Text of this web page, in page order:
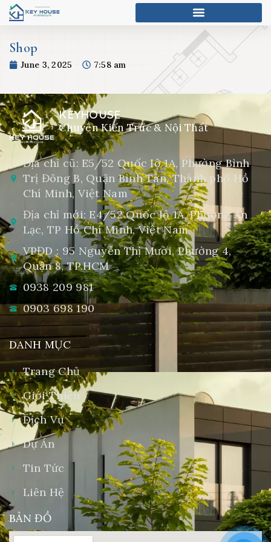
Shop
June 3, 2025 7:58 am
KEYHOUSE
Chuyên Kiến Trúc & Nội Thất
Địa chỉ cũ: E5/52 Quốc lộ 1A, Phường Bình
Trị Đông B, Quận Bình Tân, Thành phố Hồ
Chí Minh, Việt Nam
Địa chỉ mới: E4/52 Quốc lộ 1A, Phường An
Lạc, TP Hồ Chí Minh, Việt Nam
VPĐD : 95 Nguyễn Thị Mười, Phường 4,
Quận 8, TP.HCM
0938 209 981
0903 698 190
DANH MỤC
Trang Chủ
Giới Thiệu
Dịch Vụ
Dự Án
Tin Tức
Liên Hệ
BẢN ĐỒ